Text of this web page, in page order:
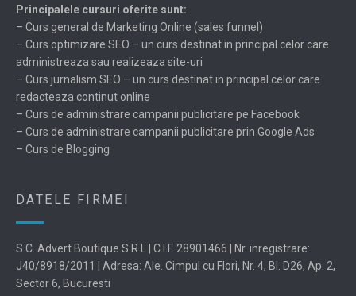
Principalele cursuri oferite sunt:
– Curs general de Marketing Online (sales funnel)
– Curs optimizare SEO – un curs destinat in principal celor care
administreaza sau realizeaza site-uri
– Curs jurnalism SEO – un curs destinat in principal celor care
redacteaza continut online
– Curs de administrare campanii publicitare pe Facebook
– Curs de administrare campanii publicitare prin Google Ads
– Curs de Blogging
DATELE FIRMEI
S.C. Advert Boutique S.R.L | C.I.F. 28901466 | Nr. inregistrare:
J40/8918/2011 | Adresa: Ale. Cimpul cu Flori, Nr. 4, Bl. D26, Ap. 2,
Sector 6, Bucuresti